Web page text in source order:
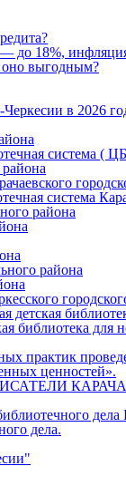
до 18%,
оно выгодным?
в 2026
система (
система
района
района
детская
библиотека для
практик
ценностей».
дела
дела.